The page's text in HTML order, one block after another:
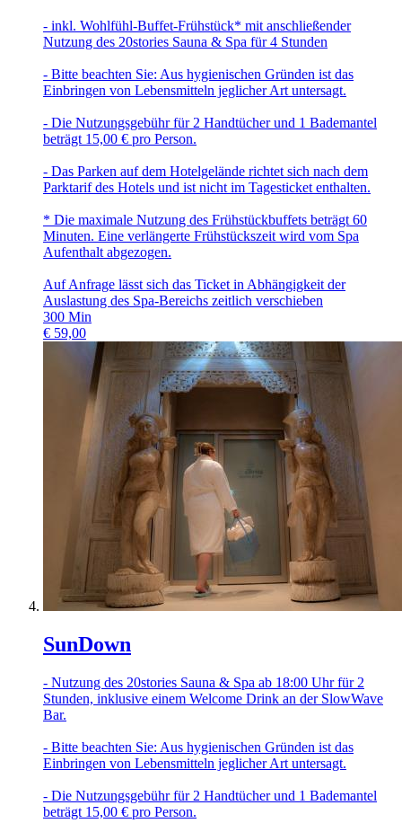
- inkl. Wohlfühl-Buffet-Frühstück* mit anschließender
Nutzung des 20stories Sauna & Spa für 4 Stunden
- Bitte beachten Sie: Aus hygienischen Gründen ist das
Einbringen von Lebensmitteln jeglicher Art untersagt.
- Die Nutzungsgebühr für 2 Handtücher und 1 Bademantel
beträgt 15,00 € pro Person.
- Das Parken auf dem Hotelgelände richtet sich nach dem
Parktarif des Hotels und ist nicht im Tagesticket enthalten.
* Die maximale Nutzung des Frühstückbuffets beträgt 60
Minuten. Eine verlängerte Frühstückszeit wird vom Spa
Aufenthalt abgezogen.
Auf Anfrage lässt sich das Ticket in Abhängigkeit der
Auslastung des Spa-Bereichs zeitlich verschieben
300 Min
€ 59,00
SunDown
- Nutzung des 20stories Sauna & Spa ab 18:00 Uhr für 2
Stunden, inklusive einem Welcome Drink an der SlowWave
Bar.
- Bitte beachten Sie: Aus hygienischen Gründen ist das
Einbringen von Lebensmitteln jeglicher Art untersagt.
- Die Nutzungsgebühr für 2 Handtücher und 1 Bademantel
beträgt 15,00 € pro Person.